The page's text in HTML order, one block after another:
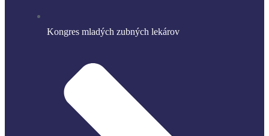
Kongres mladých zubných lekárov